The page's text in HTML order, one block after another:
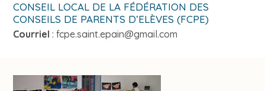
CONSEIL LOCAL DE LA FÉDÉRATION DES
CONSEILS DE PARENTS D’ELÈVES (FCPE)
Courriel :fcpe.saint.epain@gmail.com